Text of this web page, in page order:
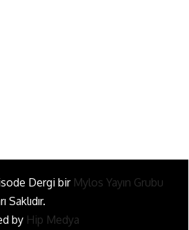
Dergi bir Mylos Yayın Grubu
Saklıdır.
by Hip Medya